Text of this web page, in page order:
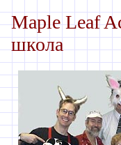
Maple Leaf
школа